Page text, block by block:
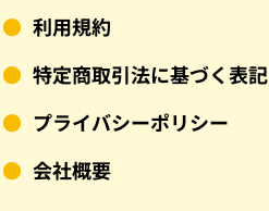
利用規約
特定商取引法に基づく表記
プライバシーポリシー
会社概要